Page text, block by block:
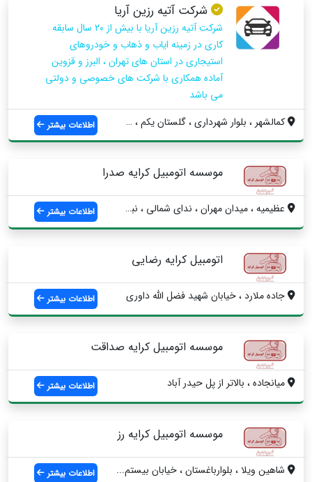
شرکت آتیه رزین آریا
شرکت آتیه رزین آریا با بیش از ۲۰ سال سابقه
کاری در زمینه ایاب و ذهاب و خودروهای
استیجاری در استان های تهران ، البرز و قزوین
آماده همکاری با شرکت های خصوصی و دولتی
می باشد
کمالشهر ، بلوار شهرداری ، گلستان یکم ، س...
اطلاعات بیشتر
موسسه اتومبیل کرایه صدرا
عظیمیه ، میدان مهران ، ندای شمالی ، نبش ... اطلاعات بیشتر
اتومبیل کرایه رضایی
جاده ملارد ، خیابان شهید فضل الله داوری اطلاعات بیشتر
موسسه اتومبیل کرایه صداقت
میانجاده ، بالاتر از پل حیدر آباد اطلاعات بیشتر
موسسه اتومبیل کرایه رز
شاهین ویلا ، بلوارباغستان ، خیابان بیستم... اطلاعات بیشتر